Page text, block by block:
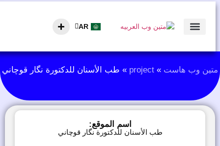
AR
EN
وب هاست»
project
»طب الأسنان للدكتورة نگار قوچاني
اسم الموقع:
طب الأسنان للدكتورة نگار قوچاني